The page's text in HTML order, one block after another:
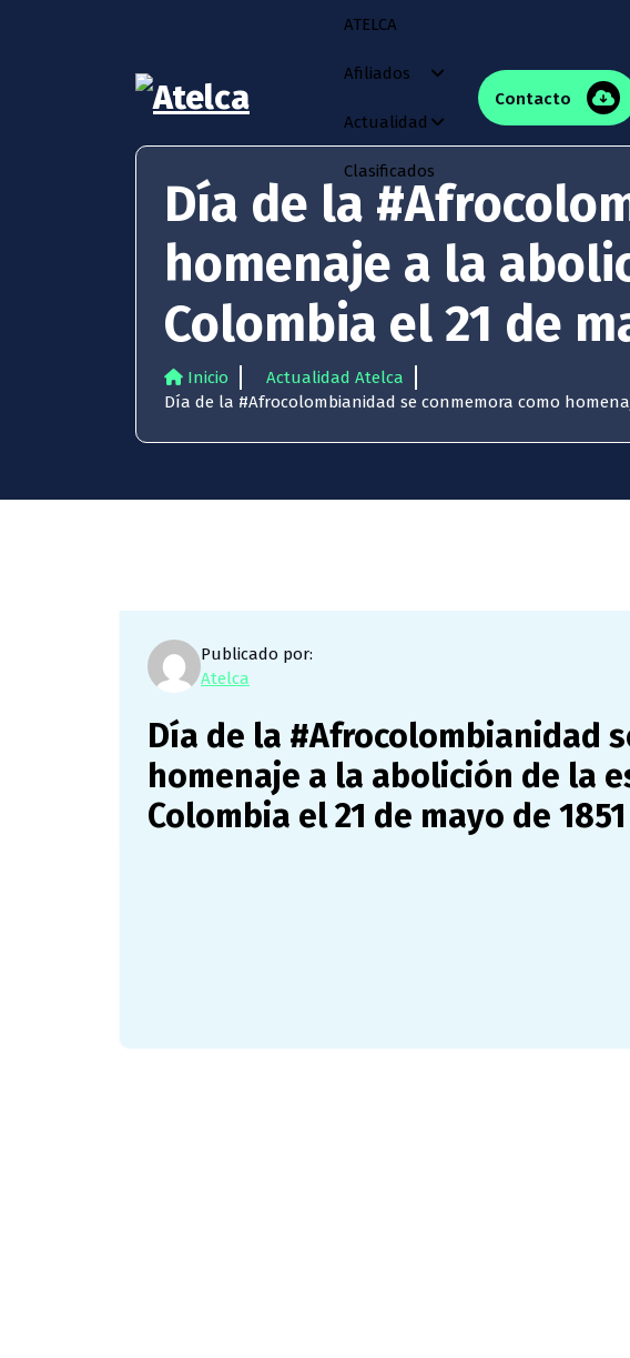
Atelca
movilización y lucha
ATELCA
Afiliados
Actualidad
Clasificados
Contacto
Día de la
homenaje a la
Colombia el 21 de
Inicio
Actualidad Atelca
Día de la #Afrocolombianidad se conmemora como
Publicado por:
Atelca
Día de la #Afrocolombianidad
homenaje a la abolición de la
Colombia el 21 de mayo de 1851